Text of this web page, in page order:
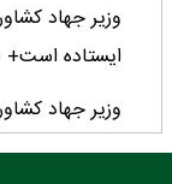
وزیر جهاد
ایستاده است+
وزیر جهاد
شفاف کرد +